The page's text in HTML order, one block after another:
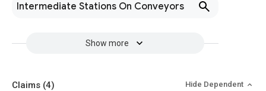
Intermediate Stations On Conveyors
Show more
Claims (4) Hide Dependent